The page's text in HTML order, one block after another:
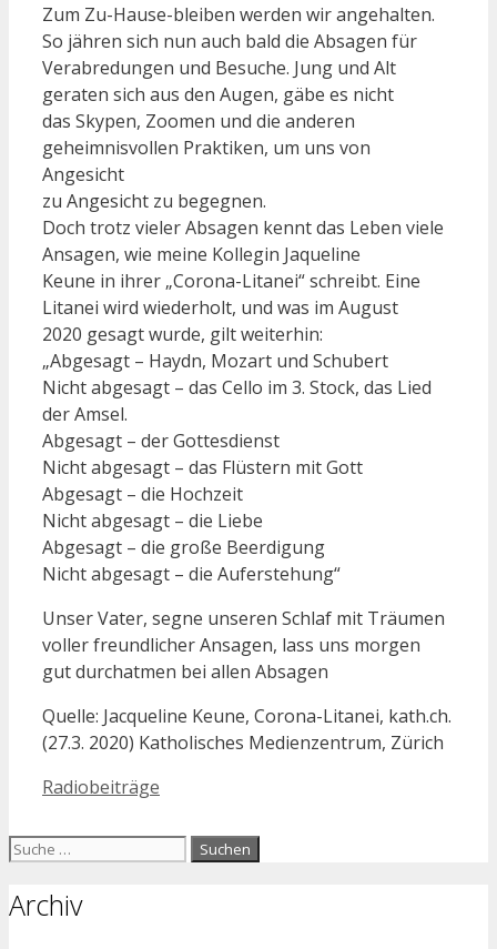
Zum Zu-Hause-bleiben werden wir angehalten.
So jähren sich nun auch bald die Absagen für
Verabredungen und Besuche. Jung und Alt
geraten sich aus den Augen, gäbe es nicht
das Skypen, Zoomen und die anderen
geheimnisvollen Praktiken, um uns von
Angesicht
zu Angesicht zu begegnen.
Doch trotz vieler Absagen kennt das Leben viele
Ansagen, wie meine Kollegin Jaqueline
Keune in ihrer „Corona-Litanei“ schreibt. Eine
Litanei wird wiederholt, und was im August
2020 gesagt wurde, gilt weiterhin:
„Abgesagt – Haydn, Mozart und Schubert
Nicht abgesagt – das Cello im 3. Stock, das Lied
der Amsel.
Abgesagt – der Gottesdienst
Nicht abgesagt – das Flüstern mit Gott
Abgesagt – die Hochzeit
Nicht abgesagt – die Liebe
Abgesagt – die große Beerdigung
Nicht abgesagt – die Auferstehung“
Unser Vater, segne unseren Schlaf mit Träumen
voller freundlicher Ansagen, lass uns morgen
gut durchatmen bei allen Absagen
Quelle: Jacqueline Keune, Corona-Litanei, kath.ch.
(27.3. 2020) Katholisches Medienzentrum, Zürich
Kategorien
Radiobeiträge
Suche
Archiv